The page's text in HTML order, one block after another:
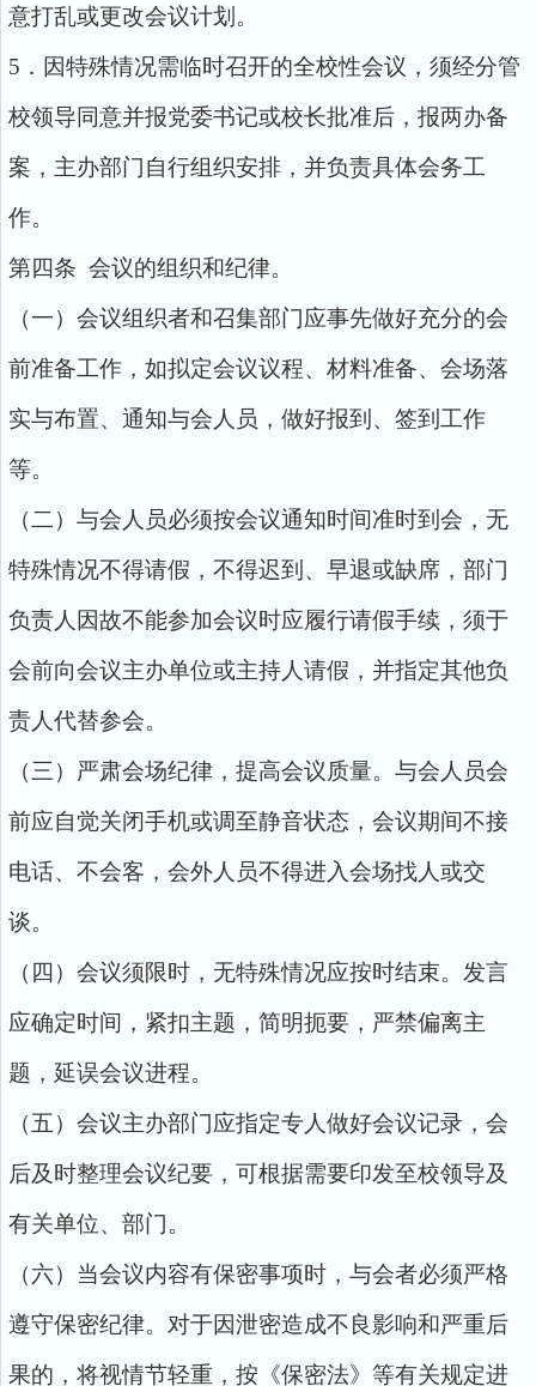
意打乱或更改会议计划。
5．因特殊情况需临时召开的全校性会议，须经分管
校领导同意并报党委书记或校长批准后，报两办备
案，主办部门自行组织安排，并负责具体会务工
作。
第四条 会议的组织和纪律。
（一）会议组织者和召集部门应事先做好充分的会
前准备工作，如拟定会议议程、材料准备、会场落
实与布置、通知与会人员，做好报到、签到工作
等。
（二）与会人员必须按会议通知时间准时到会，无
特殊情况不得请假，不得迟到、早退或缺席，部门
负责人因故不能参加会议时应履行请假手续，须于
会前向会议主办单位或主持人请假，并指定其他负
责人代替参会。
（三）严肃会场纪律，提高会议质量。与会人员会
前应自觉关闭手机或调至静音状态，会议期间不接
电话、不会客，会外人员不得进入会场找人或交
谈。
（四）会议须限时，无特殊情况应按时结束。发言
应确定时间，紧扣主题，简明扼要，严禁偏离主
题，延误会议进程。
（五）会议主办部门应指定专人做好会议记录，会
后及时整理会议纪要，可根据需要印发至校领导及
有关单位、部门。
（六）当会议内容有保密事项时，与会者必须严格
遵守保密纪律。对于因泄密造成不良影响和严重后
果的，将视情节轻重，按《保密法》等有关规定进